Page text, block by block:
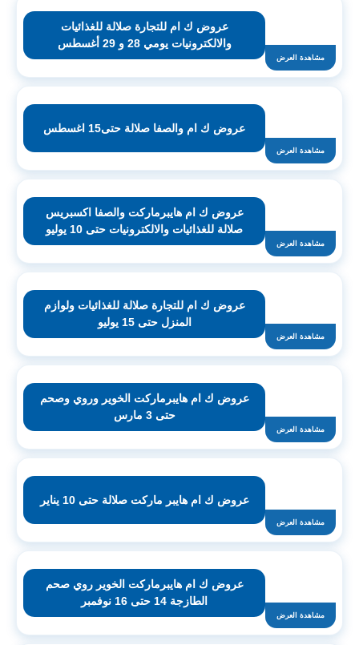
مشاهدة العرض
عروض ك ام للتجارة صلالة للغذائيات
والالكترونيات يومي 28 و 29 أغسطس
مشاهدة العرض
عروض ك ام والصفا صلالة حتى15 اغسطس
مشاهدة العرض
عروض ك ام هايبرماركت والصفا اكسبريس
صلالة للغذائيات والالكترونيات حتى 10 يوليو
مشاهدة العرض
عروض ك ام للتجارة صلالة للغذائيات ولوازم
المنزل حتى 15 يوليو
مشاهدة العرض
عروض ك ام هايبرماركت الخوير وروي وصحم
حتى 3 مارس
مشاهدة العرض
عروض ك ام هايبر ماركت صلالة حتى 10 يناير
مشاهدة العرض
عروض ك ام هايبرماركت الخوير روي صحم
الطازجة 14 حتى 16 نوفمبر